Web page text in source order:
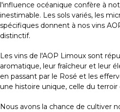
l'influence océanique confère à
inestimable. Les sols variés, les
spécifiques donnent à nos vins
distinctif.
Les vins de l'AOP Limoux sont
aromatique, leur fraîcheur et leur
en passant par le Rosé et les
une histoire unique, celle du terroir
Nous avons la chance de cultiver